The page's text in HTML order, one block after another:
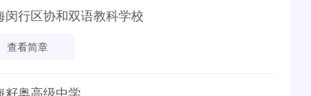
闵行区协和双语教科学校
查看简章